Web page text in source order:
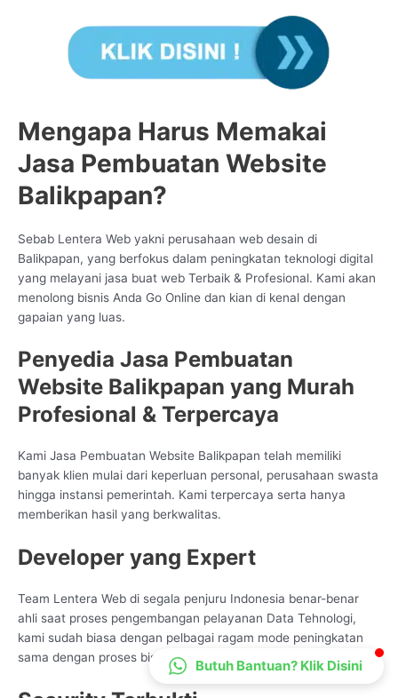
Mengapa Harus Memakai
Jasa Pembuatan Website
Balikpapan?
Sebab Lentera Web yakni perusahaan web desain di
Balikpapan, yang berfokus dalam peningkatan teknologi digital
yang melayani jasa buat web Terbaik & Profesional. Kami akan
menolong bisnis Anda Go Online dan kian di kenal dengan
gapaian yang luas.
Penyedia Jasa Pembuatan
Website Balikpapan yang Murah
Profesional & Terpercaya
Kami Jasa Pembuatan Website Balikpapan telah memiliki
banyak klien mulai dari keperluan personal, perusahaan swasta
hingga instansi pemerintah. Kami terpercaya serta hanya
memberikan hasil yang berkwalitas.
Developer yang Expert
Team Lentera Web di segala penjuru Indonesia benar-benar
ahli saat proses pengembangan pelayanan Data Tehnologi,
kami sudah biasa dengan pelbagai ragam mode peningkatan
sama dengan proses bisnis partnerButuh Bantuan? Klik Disini